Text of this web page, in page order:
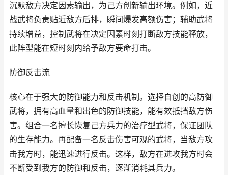
沉默敌方决定因素输出，为己方创新输出环境。例如，近
战武将负责贴近敌方后排，瞬间爆发高额伤害；辅助武将
持续增益，控制武将在决定因素时刻打断敌方技能释放，
此阵型能在短时刻内给予敌方要命打击。
防御反击流
核心在于强大的防御能力和反击机制。选择自创的高防御
武将，拥有高血量和出色的防御技能，能有效抵挡敌方伤
害。组合一名擅长恢复己方兵力的治疗型武将，保证团队
的生存能力。再配备一名反击伤害可观的武将，当敌方攻
击我方时，能迅速进行反击。这样，敌方在进攻我方时会
不断受到我方的防御和反击，逐渐消耗其兵力。